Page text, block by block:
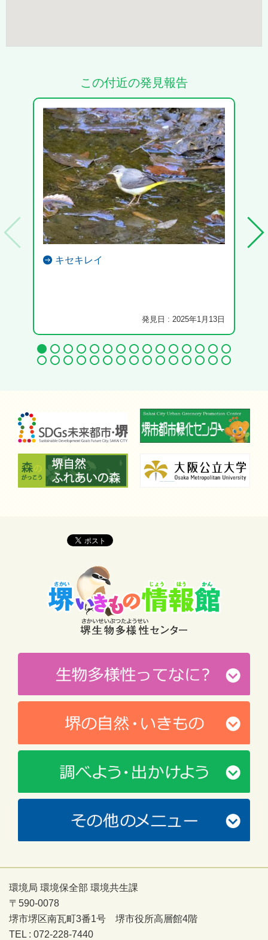
この付近の発見報告
キセキレイ
発見日 : 2025年1月13日
環境局 環境保全部 環境共生課
〒590-0078
堺市堺区南瓦町3番1号 堺市役所高層館4階
TEL : 072-228-7440